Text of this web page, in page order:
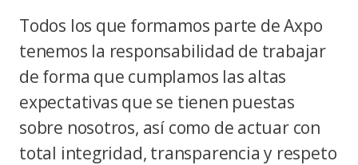
Todos los que formamos parte de Axpo
tenemos la responsabilidad de trabajar
de forma que cumplamos las altas
expectativas que se tienen puestas
sobre nosotros, así como de actuar con
total integridad, transparencia y respeto